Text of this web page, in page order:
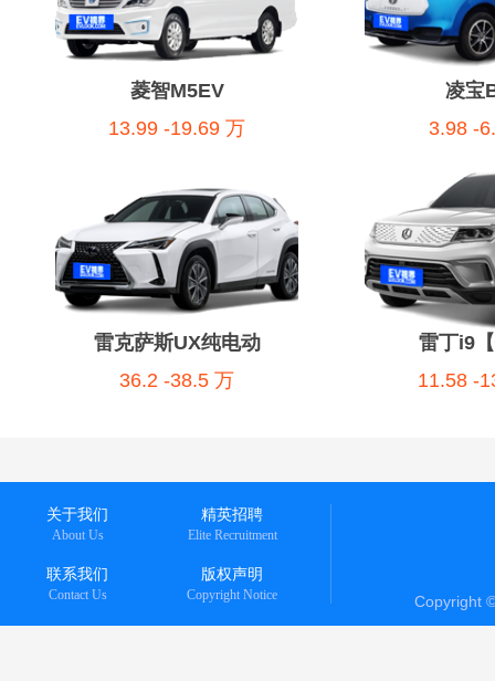
菱智M5EV
13.99 -19.69 万
凌宝
3.98 -
雷克萨斯UX纯电动
36.2 -38.5 万
雷丁i9
11.58 -
关于我们
About Us
精英招聘
Elite Recruitment
联系我们
Contact Us
版权声明
Copyright Notice Copyright